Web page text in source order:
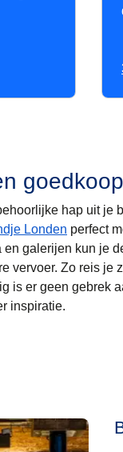
hap uit je
Londen perfect
en galerijen kun je
vervoer. Zo reis
is er geen gebrek
inspiratie.